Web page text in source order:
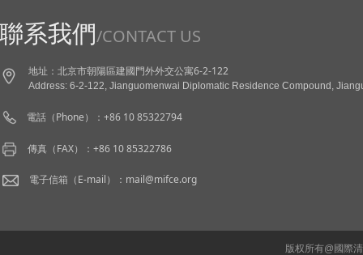
版权所有@國
聯系我們/CONTACT US
傳真（FAX）：+86 10 85322786
電子信箱（E-mail）：mail@mifce.org
地址：北京市朝陽區建國門外外交公寓6-2-122
Address: 6-2-122, Jianguomenwai Diplomatic Residence Compound,
電話（Phone）：+86 10 85322794